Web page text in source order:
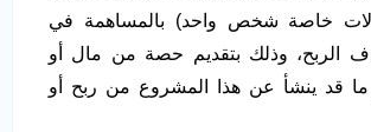
خاصة شخص واحد) بالمساهمة في
الربح، وذلك بتقديم حصة من مال أو
قد ينشأ عن هذا المشروع من ربح أو